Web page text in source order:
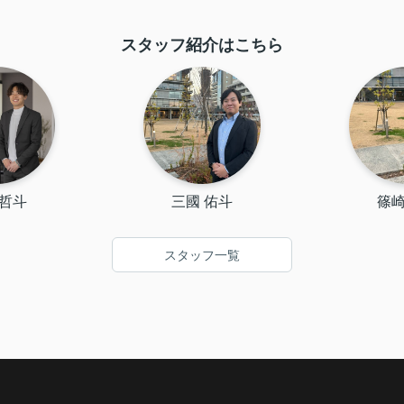
スタッフ紹介はこちら
斗 三國 佑斗 篠
スタッフ一覧